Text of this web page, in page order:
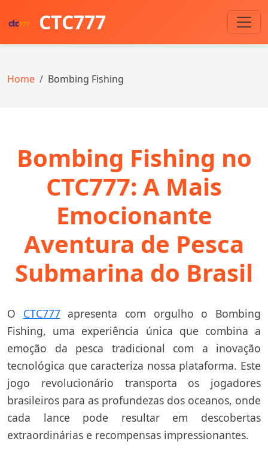
CTC777
Home Bombing Fishing
Bombing Fishing no
CTC777: A Mais
Emocionante
Aventura de Pesca
Submarina do Brasil
O CTC777apresenta com orgulho o Bombing
Fishing, uma experiência única que combina a
emoção da pesca tradicional com a inovação
tecnológica que caracteriza nossa plataforma. Este
jogo revolucionário transporta os jogadores
brasileiros para as profundezas dos oceanos, onde
cada lance pode resultar em descobertas
extraordinárias e recompensas impressionantes.